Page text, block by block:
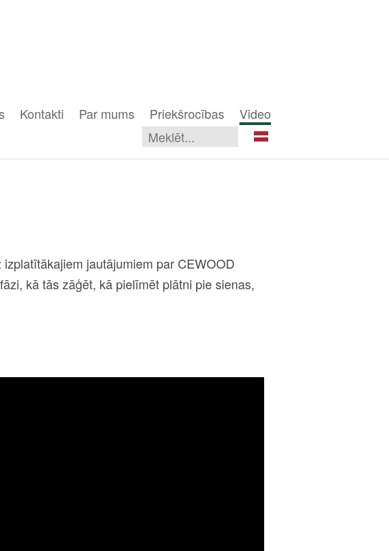
Kontakti Par mums Priekšrocības Video
jautājumiem par CEWOOD
kā tās zāģēt, kā pielīmēt plātni pie sienas,